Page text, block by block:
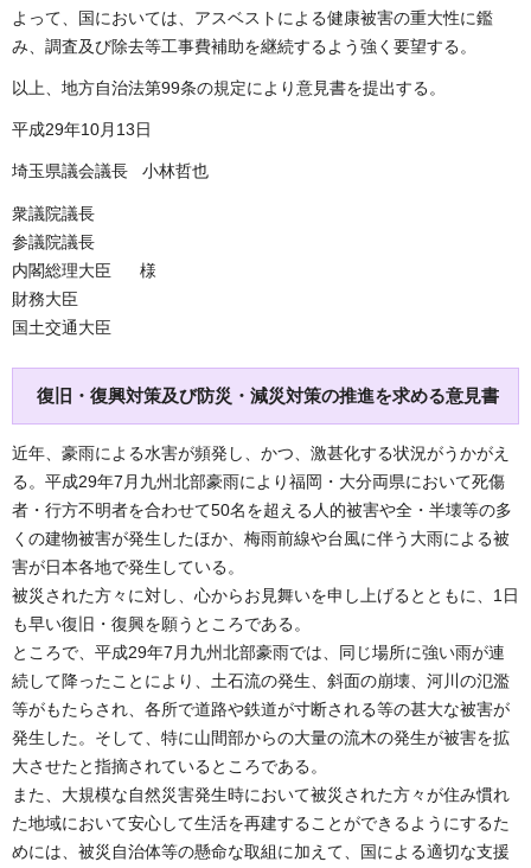
よって、国においては、アスベストによる健康被害の重大性に鑑
み、調査及び除去等工事費補助を継続するよう強く要望する。
以上、地方自治法第99条の規定により意見書を提出する。
平成29年10月13日
埼玉県議会議長 小林哲也
衆議院議長
参議院議長
内閣総理大臣 様
財務大臣
国土交通大臣
復旧・復興対策及び防災・減災対策の推進を求める意見書
近年、豪雨による水害が頻発し、かつ、激甚化する状況がうかがえ
る。平成29年7月九州北部豪雨により福岡・大分両県において死傷
者・行方不明者を合わせて50名を超える人的被害や全・半壊等の多
くの建物被害が発生したほか、梅雨前線や台風に伴う大雨による被
害が日本各地で発生している。
被災された方々に対し、心からお見舞いを申し上げるとともに、1日
も早い復旧・復興を願うところである。
ところで、平成29年7月九州北部豪雨では、同じ場所に強い雨が連
続して降ったことにより、土石流の発生、斜面の崩壊、河川の氾濫
等がもたらされ、各所で道路や鉄道が寸断される等の甚大な被害が
発生した。そして、特に山間部からの大量の流木の発生が被害を拡
大させたと指摘されているところである。
また、大規模な自然災害発生時において被災された方々が住み慣れ
た地域において安心して生活を再建することができるようにするた
めには、被災自治体等の懸命な取組に加えて、国による適切な支援